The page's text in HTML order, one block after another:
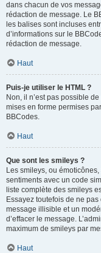
dans chacun de vos
rédaction de message. Le
les balises sont incluses
d’informations sur le
rédaction de message.
Haut
Puis-je utiliser le HTML ?
Non, il n’est pas possible
mises en forme permises
BBCodes.
Haut
Que sont les smileys ?
Les smileys, ou
sentiments avec un code
liste complète des smileys
Essayez toutefois de ne
message illisible et un
d’effacer le message.
maximum de smileys par
Haut